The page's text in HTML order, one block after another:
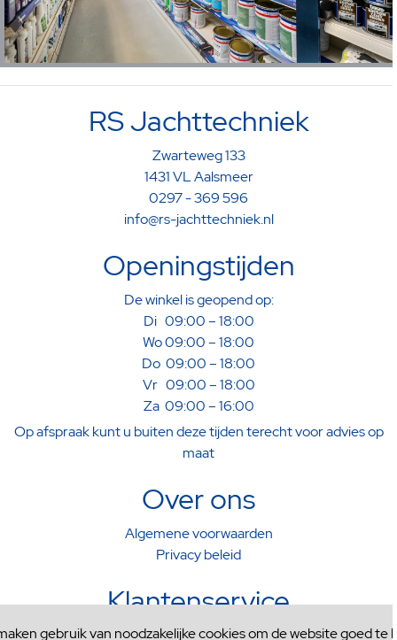
gebruik van noodzakelijke cookies om de website goed te
RS Jachttechniek
Zwarteweg 133
1431 VL Aalsmeer
0297 - 369 596
info@rs-jachttechniek.nl
Openingstijden
De winkel is geopend op:
Di 09:00 – 18:00
Wo 09:00 – 18:00
Do 09:00 – 18:00
Vr 09:00 – 18:00
Za 09:00 – 16:00
Op afspraak kunt u buiten deze tijden terecht voor advies op
maat
Over ons
Algemene voorwaarden
Privacy beleid
Klantenservice
Verzenden & Afhalen